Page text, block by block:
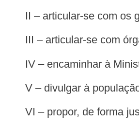
II – articular-se com
III – articular-se com
IV – encaminhar à
V – divulgar à
VI – propor, de forma